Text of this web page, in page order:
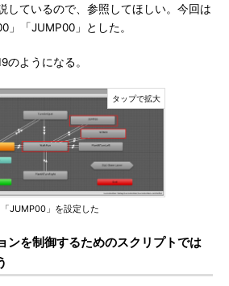
しているので、参照してほしい。今回は
」「JUMP00」とした。
ようになる。
JUMP00」を設定した
ンを制御するためのスクリプトでは